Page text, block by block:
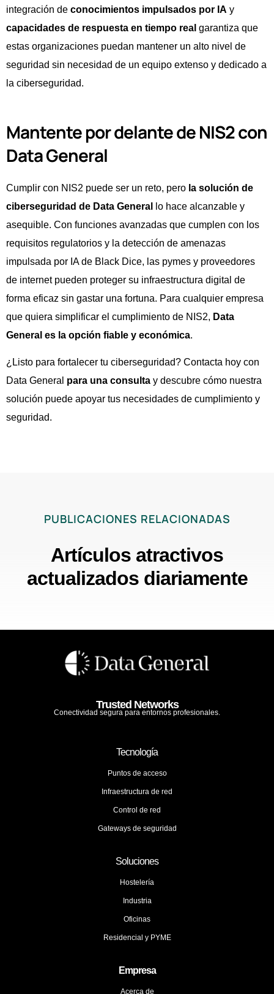
integración de conocimientos impulsados por IA y
capacidades de respuesta en tiempo real garantiza que
estas organizaciones puedan mantener un alto nivel de
seguridad sin necesidad de un equipo extenso y dedicado a
la ciberseguridad.
Mantente por delante de NIS2 con
Data General
Cumplir con NIS2 puede ser un reto, pero la solución de
ciberseguridad de Data General
lo hace alcanzable y
asequible. Con funciones avanzadas que cumplen con los
requisitos regulatorios y la detección de amenazas
impulsada por IA de Black Dice, las pymes y proveedores
de internet pueden proteger su infraestructura digital de
forma eficaz sin gastar una fortuna. Para cualquier empresa
que quiera simplificar el cumplimiento de NIS2, Data
General es la opción fiable y económica.
¿Listo para fortalecer tu ciberseguridad? Contacta hoy con
Data General para una consulta y descubre cómo nuestra
solución puede apoyar tus necesidades de cumplimiento y
seguridad.
PUBLICACIONES RELACIONADAS
Artículos atractivos
actualizados diariamente
Trusted Networks
Conectividad segura para entornos profesionales.
Tecnología
Puntos de acceso
Infraestructura de red
Control de red
Gateways de seguridad
Soluciones
Hostelería
Industria
Oficinas
Residencial y PYME
Empresa
Acerca de